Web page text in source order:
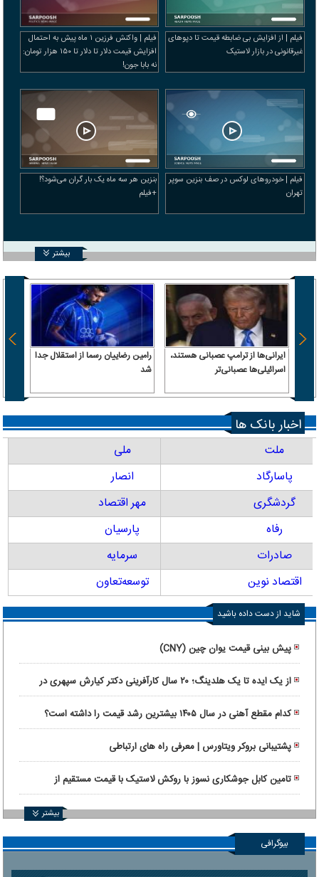
فیلم | از افزایش بی ضابطه قیمت تا دپوهای
غیرقانونی در بازار لاستیک
فیلم | واکنش فرزین ۱ ماه پیش به احتمال
افزایش قیمت دلار تا دلار تا ۱۵۰ هزار تومان:
نه بابا جون!
فیلم | خودرو‌های لوکس در صف بنزین سوپر
تهران
بنزین هر سه ماه یک بار گران می‌شود؟!
+فیلم
بیشتر
ایرانی‌ها از ترامپ عصبانی هستند،
اسرائیلی‌ها عصبانی‌تر
رامین رضاییان رسما از استقلال جدا
شد
اخبار بانک ها
ملت
ملی
پاسارگاد
انصار
گردشگری
مهر اقتصاد
رفاه
پارسیان
صادرات
سرمایه
اقتصاد نوین
توسعه‌تعاون
شاید از دست داده باشید
پیش بینی قیمت یوان چین (CNY)
از یک ایده تا یک هلدینگ؛ ۲۰ سال کارآفرینی دکتر کیارش سپهری در
ماورانت
کدام مقطع آهنی در سال ۱۴۰۵ بیشترین رشد قیمت را داشته است؟
پشتیبانی بروکر ویتاورس | معرفی راه های ارتباطی
تامین کابل جوشکاری نسوز با روکش لاستیک با قیمت مستقیم از
کارخانه
بیشتر
بیوگرافی